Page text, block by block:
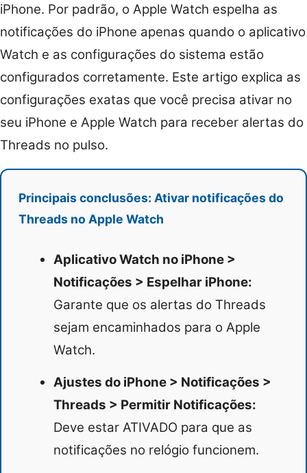
iPhone. Por padrão, o Apple Watch espelha as
notificações do iPhone apenas quando o aplicativo
Watch e as configurações do sistema estão
configurados corretamente. Este artigo explica as
configurações exatas que você precisa ativar no
seu iPhone e Apple Watch para receber alertas do
Threads no pulso.
Principais conclusões: Ativar notificações do
Threads no Apple Watch
Aplicativo Watch no iPhone >
Notificações > Espelhar iPhone:
Garante que os alertas do Threads
sejam encaminhados para o Apple
Watch.
Ajustes do iPhone > Notificações >
Threads > Permitir Notificações:
Deve estar ATIVADO para que as
notificações no relógio funcionem.